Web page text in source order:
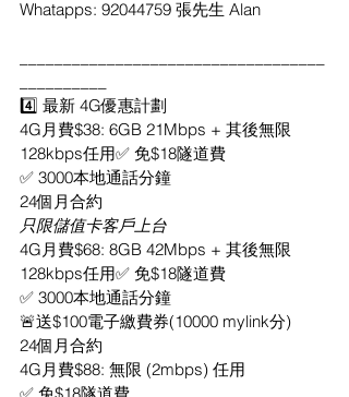
Whatapps: 92044759 張先生 Alan
4️⃣ 最新 4G優惠計劃
4G月費$38: 6GB 21Mbps + 其後無限
128kbps任用✅ 免$18隧道費
✅ 3000本地通話分鐘
24個月合約
只限儲值卡客戶上台
4G月費$68: 8GB 42Mbps + 其後無限
128kbps任用✅ 免$18隧道費
✅ 3000本地通話分鐘
🚨送$100電子繳費券(10000 mylink分)
24個月合約
4G月費$88: 無限 (2mbps) 任用
✅ 免$18隧道費